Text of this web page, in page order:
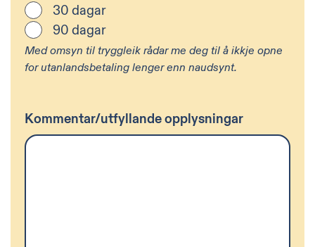
30 dagar
90 dagar
Med omsyn til tryggleik rådar me deg til å ikkje opne
for utanlandsbetaling lenger enn naudsynt.
Kommentar/utfyllande opplysningar